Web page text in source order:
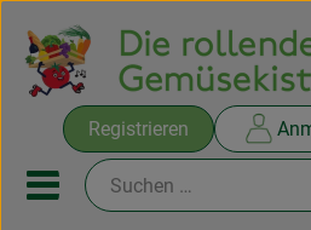
Registrieren
Mobiles Menu